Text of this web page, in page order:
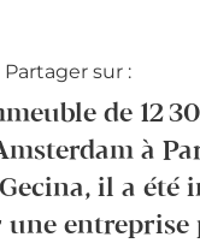
Partager sur :
de 12
à
il a été
entreprise